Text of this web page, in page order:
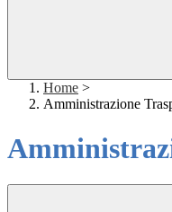
Home >
Amministrazione